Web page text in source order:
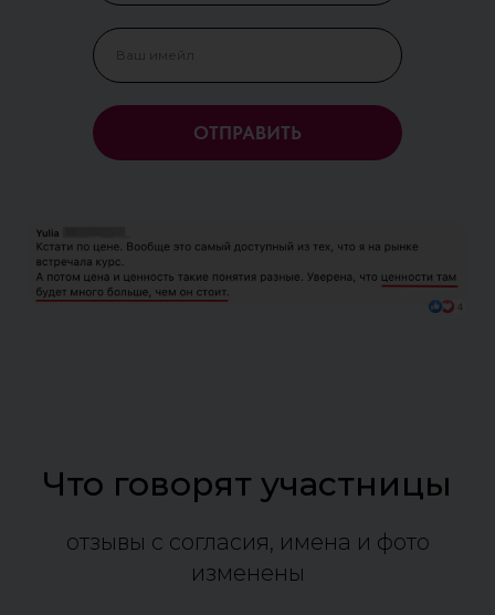
ОТПРАВИТЬ
Что говорят участницы
отзывы с согласия, имена и фото
изменены